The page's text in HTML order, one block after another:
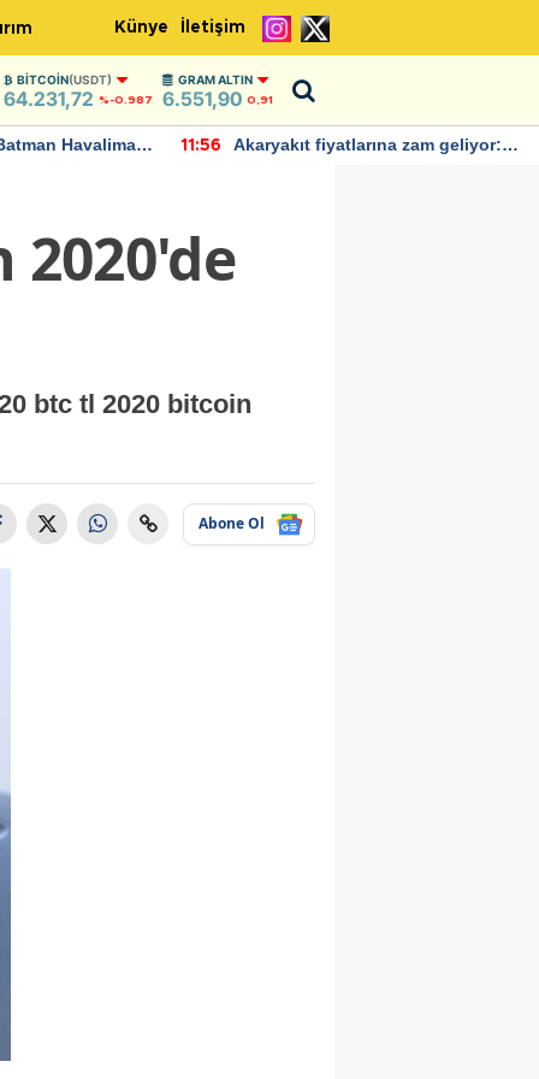
Künye İletişim
BITCOIN(USDT)
64.231,72 %-0.987
GRAM ALTIN
6.551,90 0,91
Havalimanı
11:56
Akaryakıt fiyatlarına zam geliyor:
btc tl 2020 bitcoin
Abone Ol